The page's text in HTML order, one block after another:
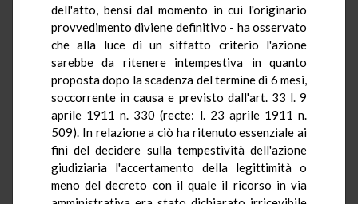
dell'atto, bensì dal momento in cui l'originario
provvedimento diviene definitivo - ha osservato
che alla luce di un siffatto criterio l'azione
sarebbe da ritenere intempestiva in quanto
proposta dopo la scadenza del termine di 6 mesi,
soccorrente in causa e previsto dall'art. 33 l. 9
aprile 1911 n. 330 (recte: l. 23 aprile 1911 n.
509). In relazione a ciò ha ritenuto essenziale ai
fini del decidere sulla tempestività dell'azione
giudiziaria l'accertamento della legittimità o
meno del decreto con il quale il ricorso in via